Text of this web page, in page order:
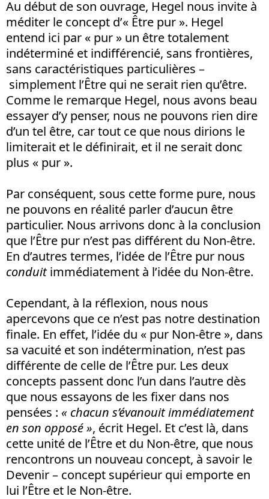
Au début de son ouvrage, Hegel nous invite à
méditer le concept d’« Être pur ». Hegel
entend ici par « pur » un être totalement
indéterminé et indifférencié, sans frontières,
sans caractéristiques particulières –
simplement l’Être qui ne serait rien qu’être.
Comme le remarque Hegel, nous avons beau
essayer d’y penser, nous ne pouvons rien dire
d’un tel être, car tout ce que nous dirions le
limiterait et le définirait, et il ne serait donc
plus « pur ».
Par conséquent, sous cette forme pure, nous
ne pouvons en réalité parler d’aucun être
particulier. Nous arrivons donc à la conclusion
que l’Être pur n’est pas différent du Non-être.
En d’autres termes, l’idée de l’Être pur nous
conduitimmédiatement à l’idée du Non-être.
Cependant, à la réflexion, nous nous
apercevons que ce n’est pas notre destination
finale. En effet, l’idée du « pur Non-être », dans
sa vacuité et son indétermination, n’est pas
différente de celle de l’Être pur. Les deux
concepts passent donc l’un dans l’autre dès
que nous essayons de les fixer dans nos
pensées : « chacun s’évanouit immédiatement
en son opposé », écrit Hegel. Et c’est là, dans
cette unité de l’Être et du Non-être, que nous
rencontrons un nouveau concept, à savoir le
Devenir – concept supérieur qui emporte en
lui l’Être et le Non-être.